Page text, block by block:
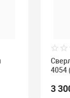
4054
3